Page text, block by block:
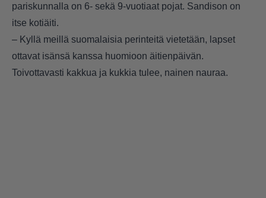
pariskunnalla on 6- sekä 9-vuotiaat pojat. Sandison on
itse kotiäiti.
– Kyllä meillä suomalaisia perinteitä vietetään, lapset
ottavat isänsä kanssa huomioon äitienpäivän.
Toivottavasti kakkua ja kukkia tulee, nainen nauraa.